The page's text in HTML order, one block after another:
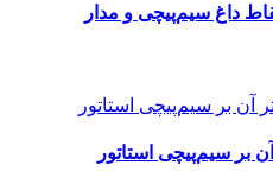
داغ سیم‌پیچی و مدار
بر سیم‌پیچی استاتور